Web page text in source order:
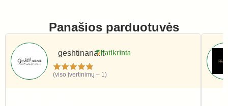
Panašios parduotuvės
geshtinana.lt
(viso įvertinimų – 1)